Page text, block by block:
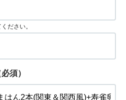
ださい。
必須）